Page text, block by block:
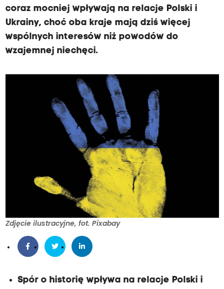
coraz mocniej wpływają na relacje Polski i
Ukrainy, choć oba kraje mają dziś więcej
wspólnych interesów niż powodów do
wzajemnej niechęci.
Zdjęcie ilustracyjne, fot. Pixabay
Spór o historię wpływa na relacje Polski i